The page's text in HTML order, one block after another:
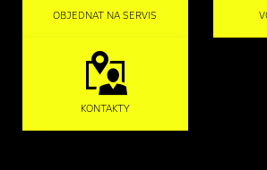
OBJEDNAT NA SERVIS
KONTAKTY